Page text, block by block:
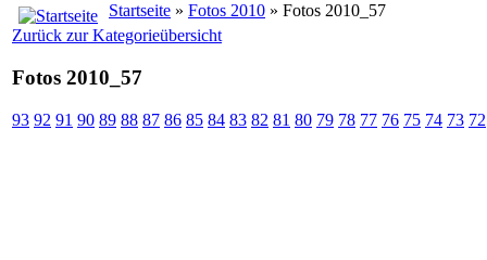
Startseite » Fotos 2010 » Fotos 2010_57
Zurück zur Kategorieübersicht
Fotos 2010_57
93 92 91 90 89 88 87 86 85 84 83 82 81 80 79 78 77 76 75 74 73 72